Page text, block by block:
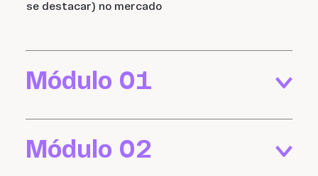
se destacar) no mercado
Módulo 01
Módulo 02